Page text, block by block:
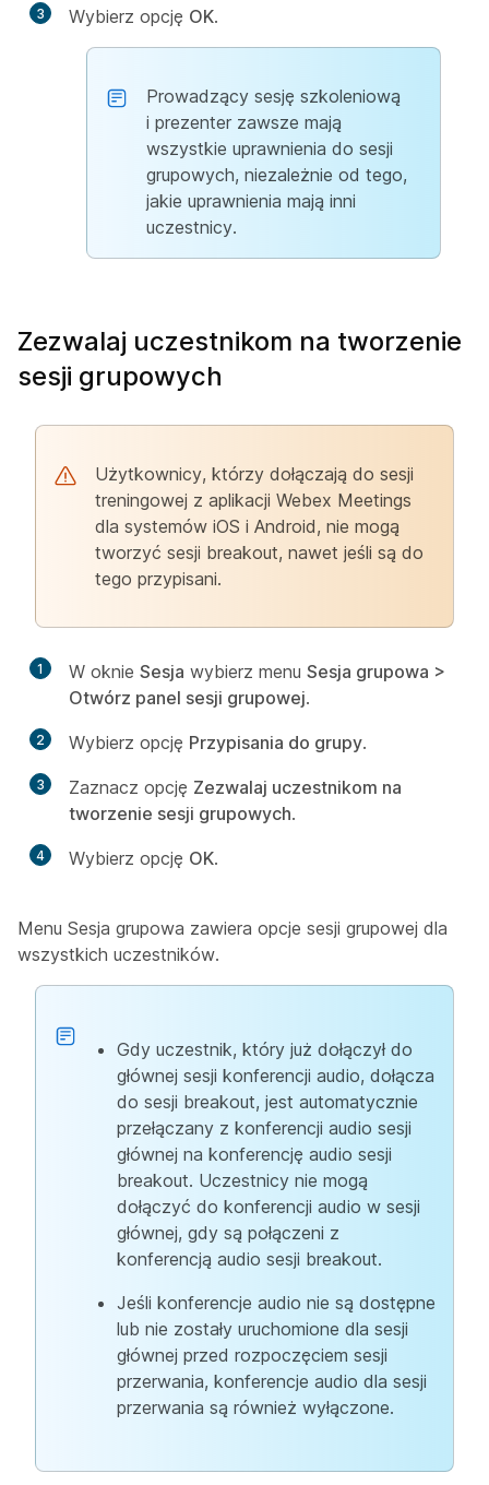
3 Wybierz opcję OK.
Prowadzący sesję szkoleniową
i prezenter zawsze mają
wszystkie uprawnienia do sesji
grupowych, niezależnie od tego,
jakie uprawnienia mają inni
uczestnicy.
Zezwalaj uczestnikom na tworzenie
sesji grupowych
Użytkownicy, którzy dołączają do sesji
treningowej z aplikacji Webex Meetings
dla systemów iOS i Android, nie mogą
tworzyć sesji breakout, nawet jeśli są do
tego przypisani.
1 W oknie Sesja wybierz menu Sesja grupowa >
Otwórz panel sesji grupowej.
2 Wybierz opcję Przypisania do grupy.
3 Zaznacz opcję Zezwalaj uczestnikom na
tworzenie sesji grupowych.
4 Wybierz opcję OK.
Menu Sesja grupowa zawiera opcje sesji grupowej dla
wszystkich uczestników.
Gdy uczestnik, który już dołączył do
głównej sesji konferencji audio, dołącza
do sesji breakout, jest automatycznie
przełączany z konferencji audio sesji
głównej na konferencję audio sesji
breakout. Uczestnicy nie mogą
dołączyć do konferencji audio w sesji
głównej, gdy są połączeni z
konferencją audio sesji breakout.
Jeśli konferencje audio nie są dostępne
lub nie zostały uruchomione dla sesji
głównej przed rozpoczęciem sesji
przerwania, konferencje audio dla sesji
przerwania są również wyłączone.